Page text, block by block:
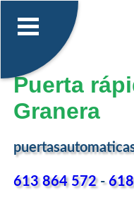
Puerta
Granera
613 864 572-